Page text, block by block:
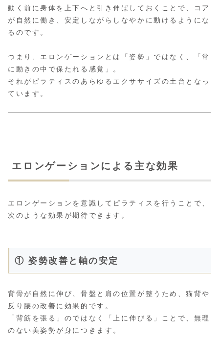
動く前に身体を上下へと引き伸ばしておくことで、コア
が自然に働き、安定しながらしなやかに動けるようにな
るのです。
つまり、エロンゲーションとは「姿勢」ではなく、「常
に動きの中で保たれる感覚」。
それがピラティスのあらゆるエクササイズの土台となっ
ています。
エロンゲーションによる主な効果
エロンゲーションを意識してピラティスを行うことで、
次のような効果が期待できます。
① 姿勢改善と軸の安定
背骨が自然に伸び、骨盤と肩の位置が整うため、猫背や
反り腰の改善に効果的です。
「背筋を張る」のではなく「上に伸びる」ことで、無理
のない美姿勢が身につきます。